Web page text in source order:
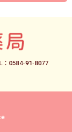
：0584-91-8077